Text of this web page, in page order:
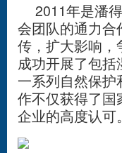
2011年是潘
会团队的通力
传，扩大影响
成功开展了包
一系列自然保
作不仅获得了
企业的高度认可。